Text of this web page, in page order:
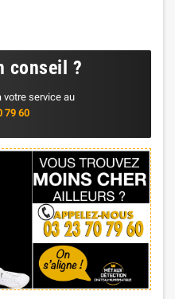
conseil ?
votre service au
79 60